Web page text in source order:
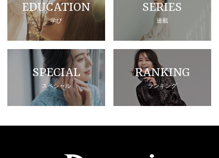
EDUCATION
学び
SERIES
連載
SPECIAL
スペシャル
RANKING
ランキング